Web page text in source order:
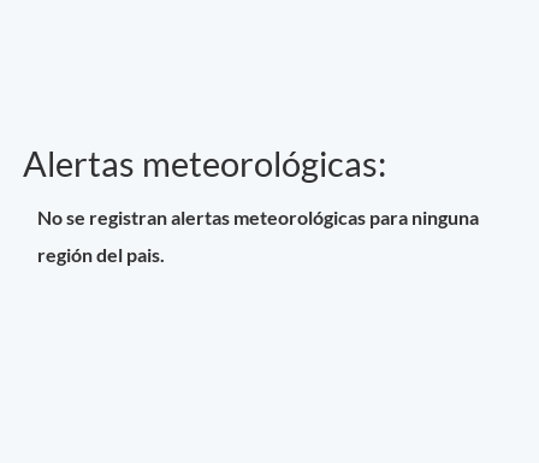
Alertas meteorológicas:
No se registran alertas meteorológicas para ninguna
región del pais.